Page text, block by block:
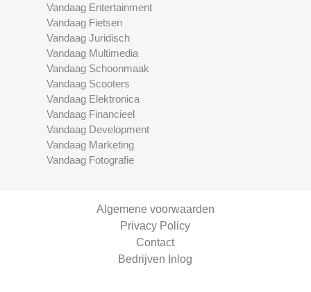
Vandaag Entertainment
Vandaag Fietsen
Vandaag Juridisch
Vandaag Multimedia
Vandaag Schoonmaak
Vandaag Scooters
Vandaag Elektronica
Vandaag Financieel
Vandaag Development
Vandaag Marketing
Vandaag Fotografie
Algemene voorwaarden
Privacy Policy
Contact
Bedrijven Inlog